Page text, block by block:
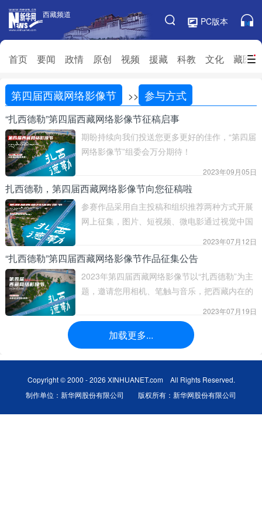
西藏频道
PC版本
搜索
首页 要闻 政情 原创 视频 援藏 科教 文化 藏医药
西藏频道
频道栏目
首页 要闻 政情
视频
援藏 科教
藏医药
环保 旅游
乡村振兴
信息
第四届西藏网络影像节 >> 参与方式
“扎西德勒”第四届西藏网络影像节征稿启事
期盼持续向我们投送您更多更好的佳作，“第四届
网络影像节”组委会万分期待！
2023年09月05日
扎西德勒，第四届西藏网络影像节向您征稿啦
参赛作品采用自主投稿和组织推荐两种方式开展
网上征集，图片、短视频、微电影通过视觉中国
500px社区征集页面上传参赛作品；创意设计通
品；
2023年07月12日
“扎西德勒”第四届西藏网络影像节作品征集公告
2023年第四届西藏网络影像节以“扎西德勒”为主
题，邀请您用相机、笔触与音乐，把西藏内在的
美好外化表达，向世人呈现您眼中西藏的美，您
耳中西藏的风，您心中的“扎西德勒”……把您的
原创作品，不论是图片、短视频、动漫动画，还
是网络歌曲、微电影统统投送给我们，有大奖入
怀、有大展精彩、有大咖点评、有粉丝宠溺，我
们为您打造一个别样的展示、沟通、留存平台。
2023年07月19日
加载更多...
Copyright © 2000 - 2026 XINHUANET.com All Rights Reserved.
制作单位：新华网股份有限公司 版权所有：新华网股份有限公司